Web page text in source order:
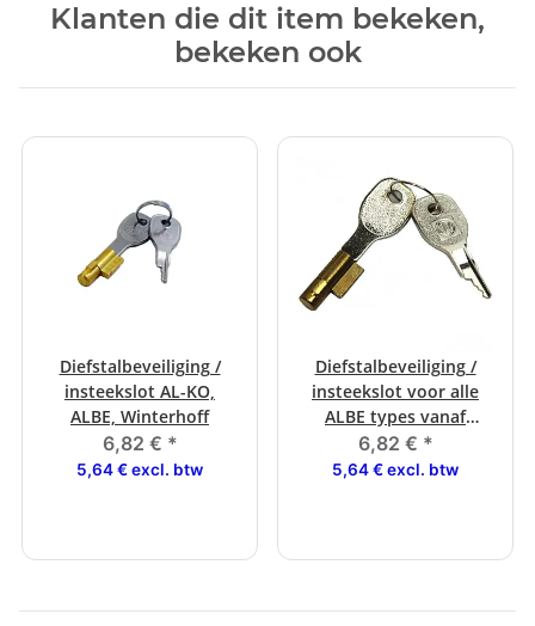
Klanten die dit item bekeken,
bekeken ook
Diefstalbeveiliging /
insteekslot AL-KO,
ALBE, Winterhoff
6,82 € *
5,64 € excl. btw
Diefstalbeveiliging /
insteekslot voor alle
ALBE types vanaf
12/1999
6,82 € *
5,64 € excl. btw